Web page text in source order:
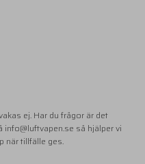
ej. Har du frågor är det
info@luftvapen.se så hjälper vi
när tillfälle ges.